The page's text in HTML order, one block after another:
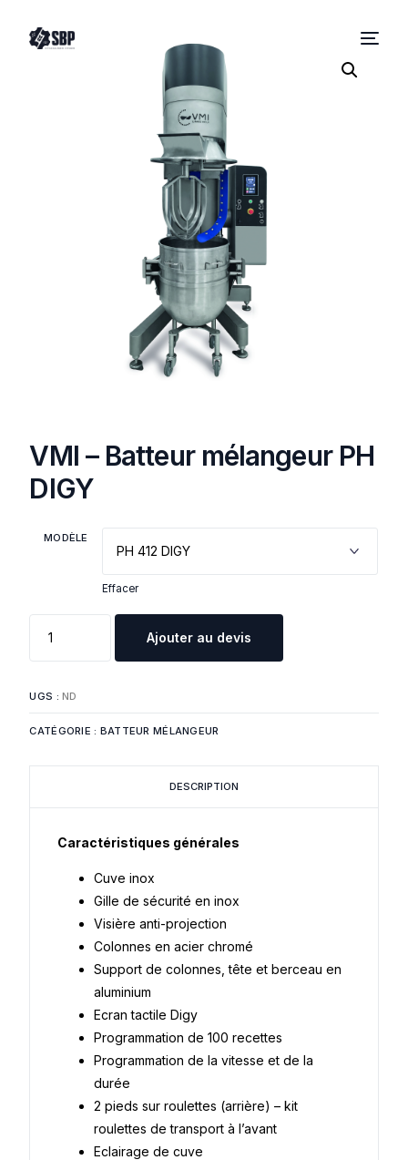
VMI – Batteur mélangeur PH
DIGY
MODÈLE
Effacer
Ajouter au devis
UGS :ND
CATÉGORIE : BATTEUR MÉLANGEUR
DESCRIPTION
Caractéristiques générales
Cuve inox
Gille de sécurité en inox
Visière anti-projection
Colonnes en acier chromé
Support de colonnes, tête et berceau en
aluminium
Ecran tactile Digy
Programmation de 100 recettes
Programmation de la vitesse et de la
durée
2 pieds sur roulettes (arrière) – kit
roulettes de transport à l’avant
Eclairage de cuve